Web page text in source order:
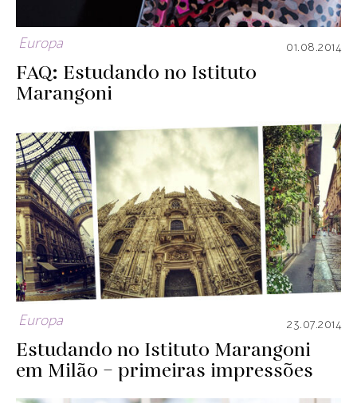
Europa 01.08.2014
FAQ: Estudando no Istituto
Marangoni
Europa 23.07.2014
Estudando no Istituto Marangoni
em Milão – primeiras impressões